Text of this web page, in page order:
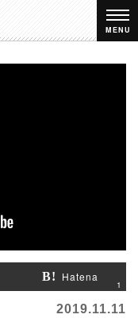
MENU
Hatena
1
2019.11.11